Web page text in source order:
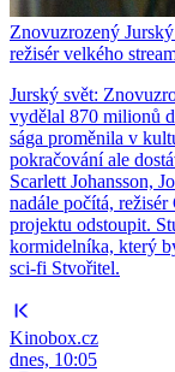
Znovuzrozený
režisér velkého
Jurský svět:
vydělal 870 milionů
sága proměnila v
pokračování ale
Scarlett Johansson,
nadále počítá,
projektu odstoupit.
kormidelníka, který
sci-fi Stvořitel.
Kinobox.cz
dnes, 10:05